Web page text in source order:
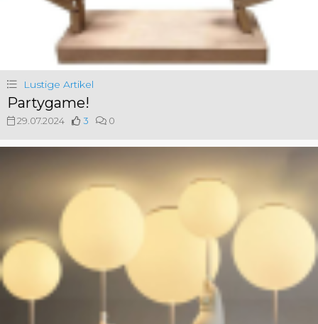
Lustige Artikel
Partygame!
29.07.2024 3 0